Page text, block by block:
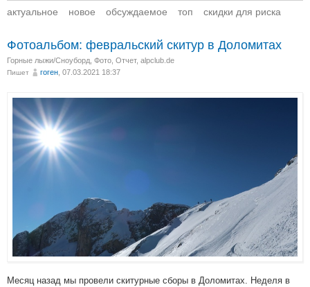
актуальное новое обсуждаемое топ скидки для риска
Фотоальбом: февральский скитур в Доломитах
Горные лыжи/Сноуборд Фото Отчет, alpclub.de
Пишет гоген , 07.03.2021 18:37
Месяц назад мы провели скитурные сборы в Доломитах. Неделя в